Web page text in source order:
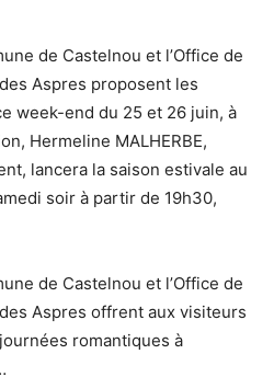
de Castelnou et l’Office de
Aspres proposent les
week-end du 25 et 26 juin, à
Hermeline MALHERBE,
lancera la saison estivale au
soir à partir de 19h30,
de Castelnou et l’Office de
Aspres offrent aux visiteurs
romantiques à